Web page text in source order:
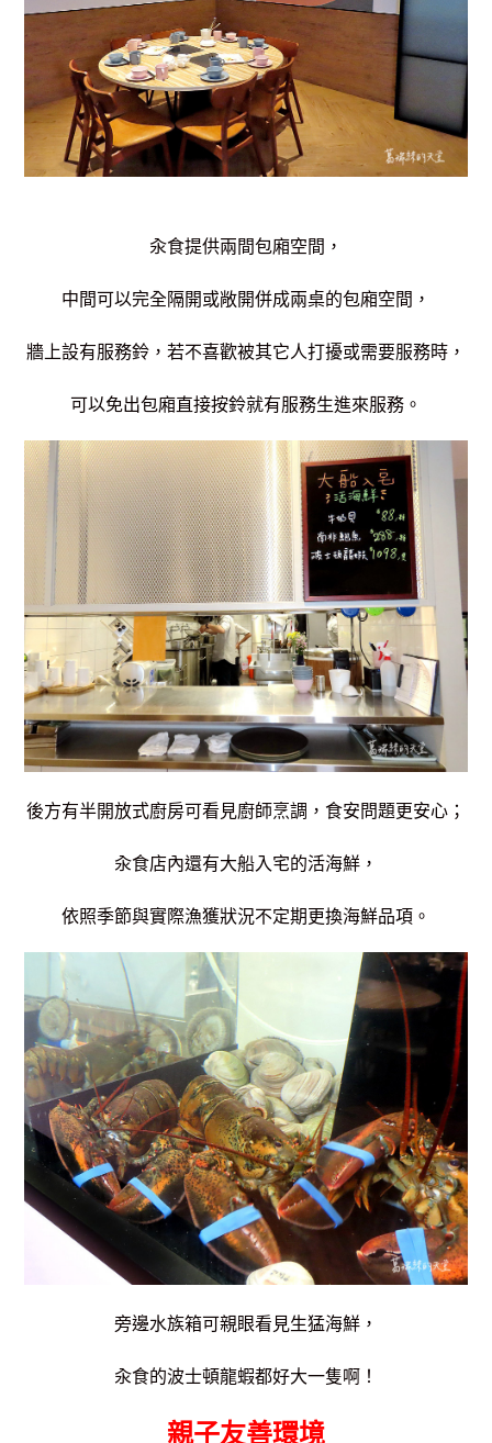
汆食提供兩間包廂空間，
中間可以完全隔開或敞開併成兩桌的包廂空間，
牆上設有服務鈴，若不喜歡被其它人打擾或需要服務時，
可以免出包廂直接按鈴就有服務生進來服務。
後方有半開放式廚房可看見廚師烹調， 食安問題更安心；
汆食店內還有大船入宅的活海鮮，
依照季節與實際漁獲狀況不定期更換海鮮品項。
旁邊水族箱可親眼看見生猛海鮮，
汆食的波士頓龍蝦都好大一隻啊！
親子友善環境